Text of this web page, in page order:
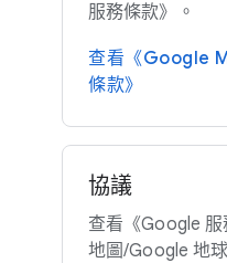
服務​條款》。
查​看《Google
條款​》
協議
查​看《Google
地圖​/Google 地